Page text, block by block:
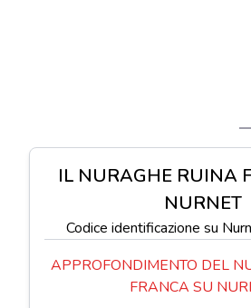
IL NURAGHE RUINA
NURNET
Codice identificazione su
APPROFONDIMENTO DEL
FRANCA SU